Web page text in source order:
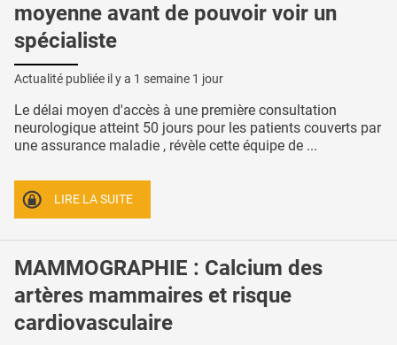
moyenne avant de pouvoir voir un
spécialiste
Actualité publiée il y a 1 semaine 1 jour
Le délai moyen d'accès à une première consultation
neurologique atteint 50 jours pour les patients couverts par
une assurance maladie , révèle cette équipe de ...
LIRE LA SUITE
MAMMOGRAPHIE : Calcium des
artères mammaires et risque
cardiovasculaire